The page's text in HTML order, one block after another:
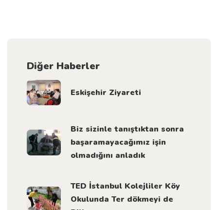
Diğer Haberler
Eskişehir Ziyareti
Biz sizinle tanıştıktan sonra
başaramayacağımız işin
olmadığını anladık
TED İstanbul Kolejliler Köy
Okulunda Ter dökmeyi de